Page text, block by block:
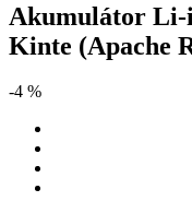
Akumulátor Li-
Kinte (Apache
-4 %